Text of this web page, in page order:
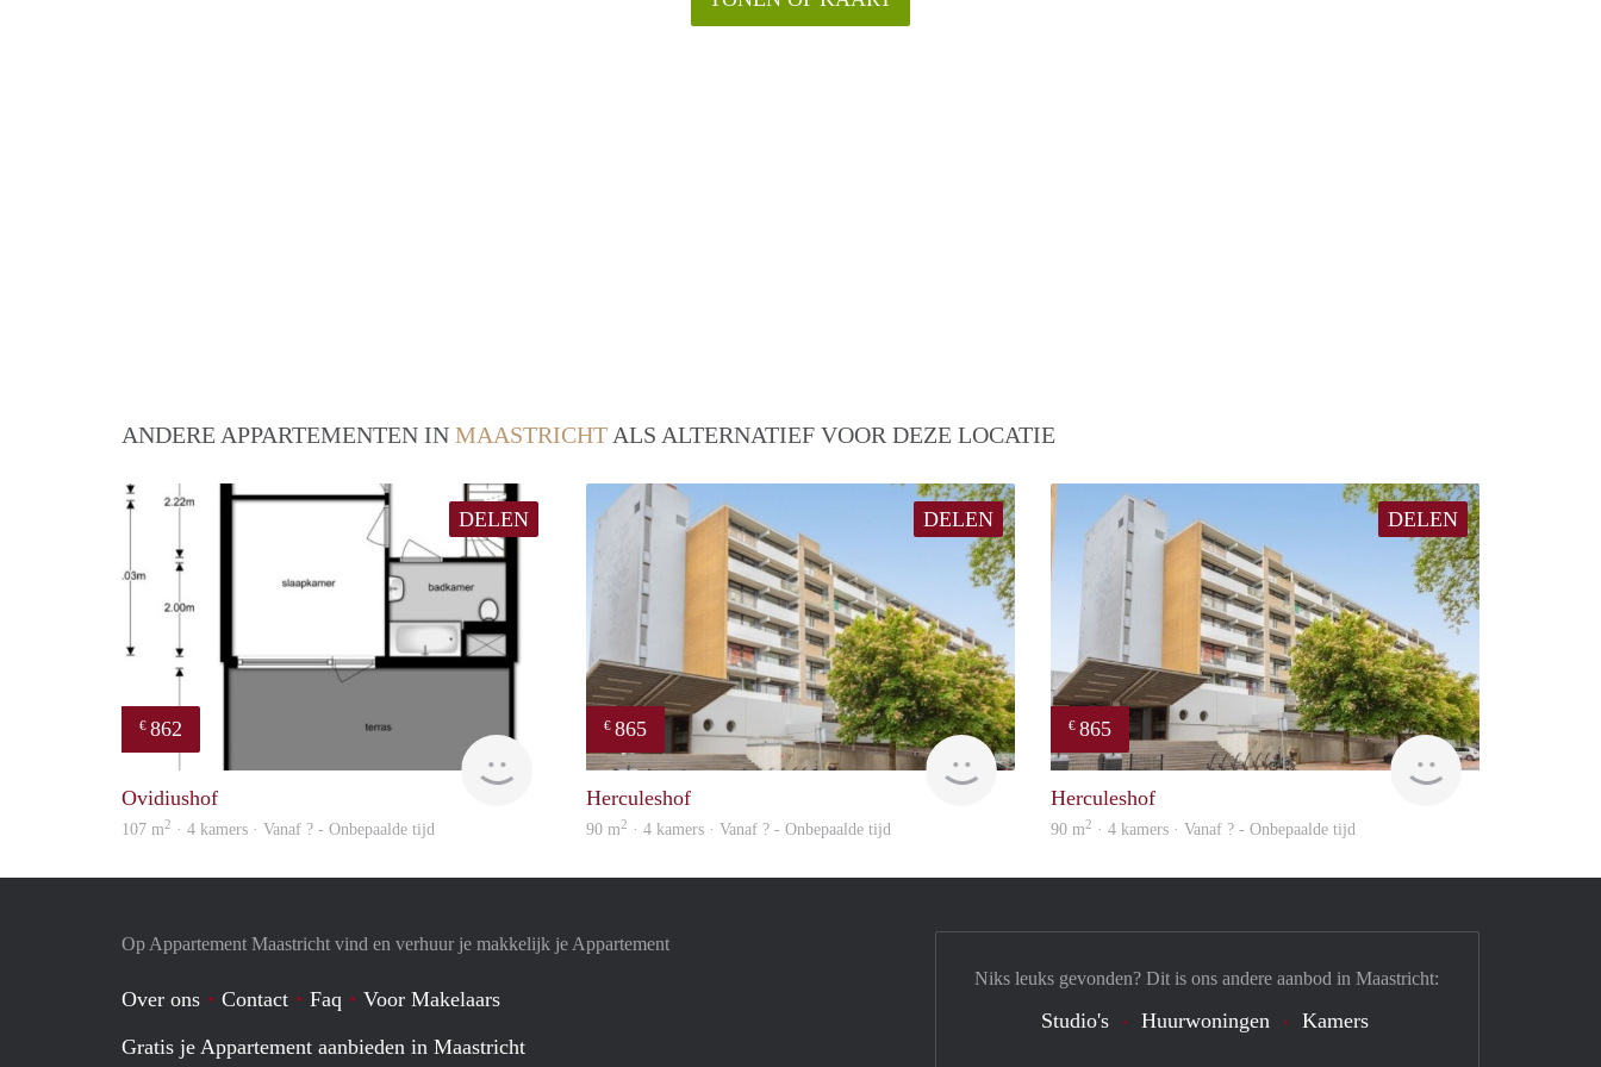
ANDERE APPARTEMENTEN IN MAASTRICHT ALS ALTERNATIEF VOOR DEZE LOCATIE
DELEN
€ 862
Ovidiushof
107 m2 · 4 kamers · Vanaf ? - Onbepaalde tijd
DELEN
€ 865
Woning
Herculeshof
90 m2 · 4 kamers · Vanaf ? - Onbepaalde tijd
DELEN
€ 865
finder
Herculeshof
90 m2 · 4 kamers · Vanaf ? - Onbepaalde tijd
Op Appartement Maastricht vind en verhuur je makkelijk je Appartement
Over ons Contact Faq
Voor Makelaars
Gratis je Appartement aanbieden in Maastricht
Niks leuks gevonden? Dit is ons andere aanbod in Maastricht:
Studio's Huurwoningen Kamers